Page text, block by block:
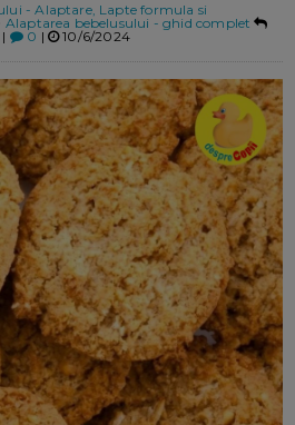
- Alaptare, Lapte formula si
Alaptarea bebelusului - ghid complet
| 0 | 10/6/2024